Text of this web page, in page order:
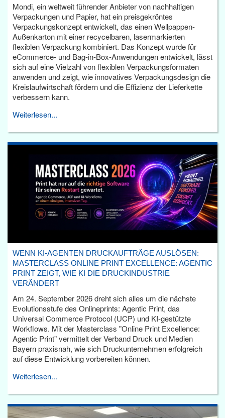
Mondi, ein weltweit führender Anbieter von nachhaltigen
Verpackungen und Papier, hat ein preisgekröntes
Verpackungskonzept entwickelt, das einen Wellpappen-
Außenkarton mit einer recycelbaren, lasermarkierten
flexiblen Verpackung kombiniert. Das Konzept wurde für
eCommerce- und Bag-in-Box-Anwendungen entwickelt, lässt
sich auf eine Vielzahl von flexiblen Verpackungsformaten
anwenden und zeigt, wie innovatives Verpackungsdesign die
Kreislaufwirtschaft fördern und die Effizienz der Lieferkette
verbessern kann.
Weiterlesen...
WENN KI-AGENTEN DRUCKAUFTRÄGE AUSLÖSEN:
MASTERCLASS ONLINE PRINT EXCELLENCE: AGENTIC
PRINT ZEIGT, WIE KI DIE DRUCKINDUSTRIE
VERÄNDERT
Am 24. September 2026 dreht sich alles um die nächste
Evolutionsstufe des Onlineprints: Agentic Print, das
Universal Commerce Protocol (UCP) und KI-gestützte
Workflows. Mit der Masterclass "Online Print Excellence:
Agentic Print" vermittelt der Verband Druck und Medien
Bayern praxisnah, wie sich Druckunternehmen erfolgreich
auf diese Entwicklung vorbereiten können.
Weiterlesen...